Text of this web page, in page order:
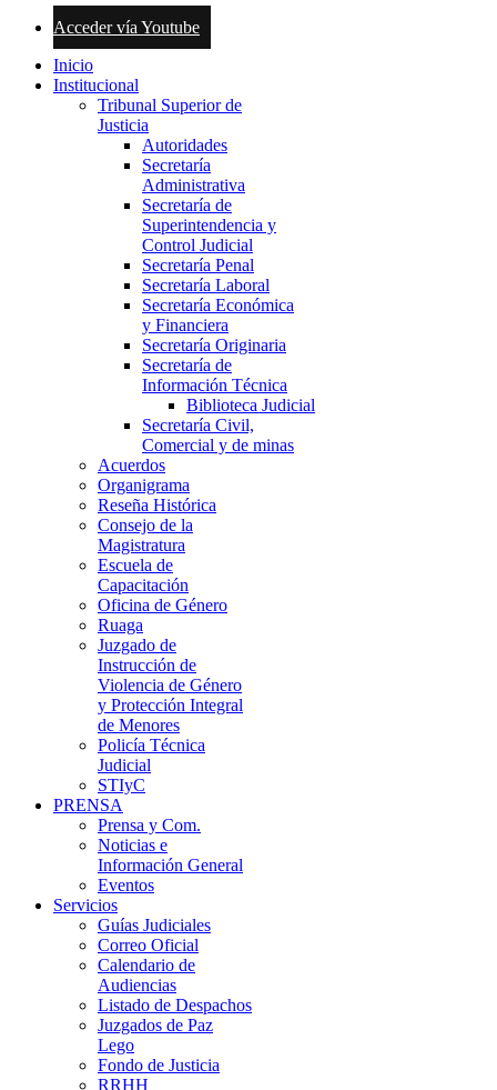
Acceder vía Youtube
Inicio
Institucional
Tribunal Superior de
Justicia
Autoridades
Secretaría
Administrativa
Secretaría de
Superintendencia y
Control Judicial
Secretaría Penal
Secretaría Laboral
Secretaría Económica
y Financiera
Secretaría Originaria
Secretaría de
Información Técnica
Biblioteca Judicial
Secretaría Civil,
Comercial y de minas
Acuerdos
Organigrama
Reseña Histórica
Consejo de la
Magistratura
Escuela de
Capacitación
Oficina de Género
Ruaga
Juzgado de
Instrucción de
Violencia de Género
y Protección Integral
de Menores
Policía Técnica
Judicial
STIyC
PRENSA
Prensa y Com.
Noticias e
Información General
Eventos
Servicios
Guías Judiciales
Correo Oficial
Calendario de
Audiencias
Listado de Despachos
Juzgados de Paz
Lego
Fondo de Justicia
RRHH